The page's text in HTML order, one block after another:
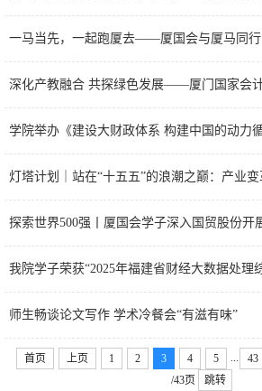
一马当先，一起跑厦去——厦国会与厦马同行
师生畅谈论文写作 学术冷餐会“有滋有味”
首页 上页 1 2 3 4 5 43
/43页
跳转